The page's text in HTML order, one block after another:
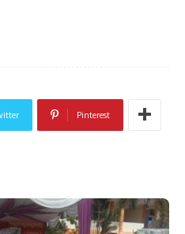
Pinterest